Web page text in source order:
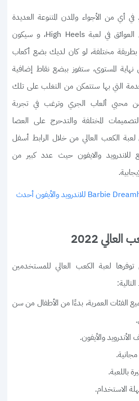
أي من الأجواء والمدن المتنوعة العديدة
للعبة فهنالك كل أنواع العوائق في لعبة High Heels، و سيكون
مختلفة، لو كان لديك بضع أكعاب
المستوى، ستفوز ببضع نقاط إضافية
التي بها ستتمكن من التغلب على تلك
محبي ألعاب الجري وترغب في تجربة
المختلفة والتدحرج على العصا
لعبة الكعب العالي من خلال الرابط أسفل
للاندرويد والايفون حيث عدد كبير من
تحميل لعبة باربي Barbie Dreamhouse للاندرويد والأيفون أحدث
2022
توفرها لعبة الكعب العالي للمستخدمين
الفئات العمرية، بدءًا من الأطفال من سن
الأندرويد والأيفون.
باللعبة.
الاستخدام.